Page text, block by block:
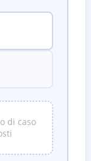
di caso